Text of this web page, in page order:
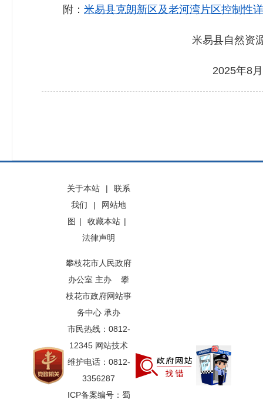
附： 米易县克朗新区及老河湾片区控制性
米易县自然资源和
2025年8月15
关于本站 |
联系
我们
|
网站地
图 | 收藏本站 |
法律声明
攀枝花市人民政府
办公室 主办 攀
枝花市政府网站事
务中心 承办
市民热线：0812-
12345 网站技术
维护电话：0812-
3356287
ICP备案编号：蜀